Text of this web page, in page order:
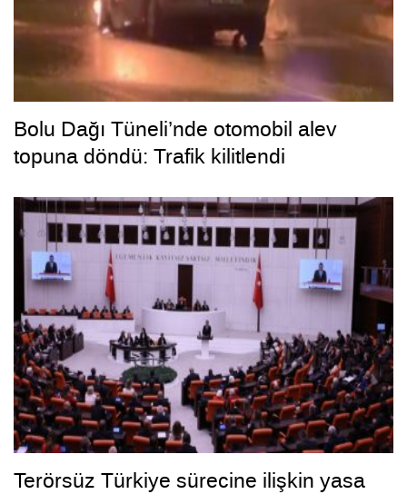
Bolu Dağı Tüneli’nde otomobil alev
topuna döndü: Trafik kilitlendi
Terörsüz Türkiye sürecine ilişkin yasa